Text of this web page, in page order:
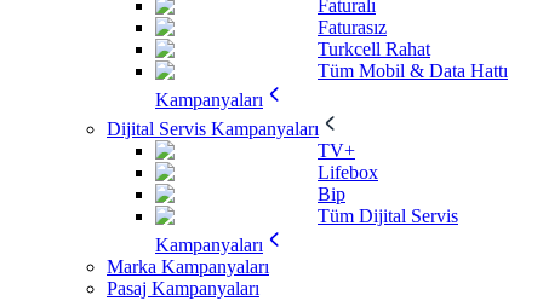
Faturalı
Faturasız
Turkcell Rahat
Tüm Mobil & Data Hattı
Kampanyaları
Dijital Servis Kampanyaları
TV+
Lifebox
Bip
Tüm Dijital Servis
Kampanyaları
Marka Kampanyaları
Pasaj Kampanyaları